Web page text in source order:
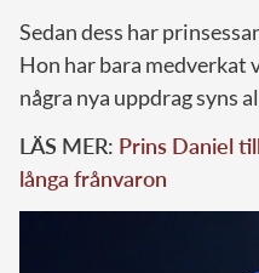
Sedan dess har
Hon har bara
några nya uppdrag syns
LÄS MER: Prins Daniel
långa frånvaron